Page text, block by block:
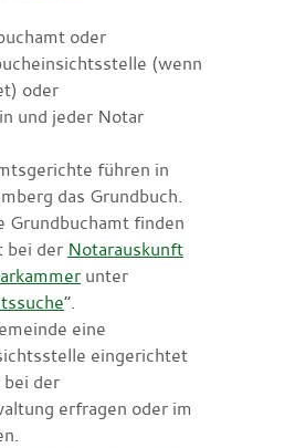
oder
(wenn
oder
und jeder Notar
führen in
das Grundbuch.
Grundbuchamt finden
bei der Notarauskunft
unter
“.
eine
eingerichtet
der
erfragen oder im